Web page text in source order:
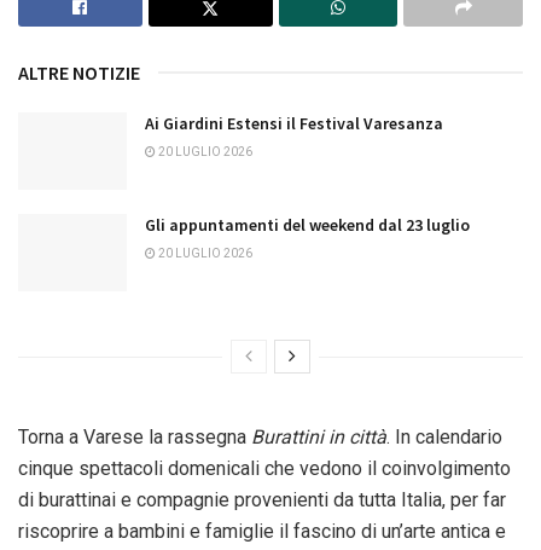
ALTRE NOTIZIE
Ai Giardini Estensi il Festival Varesanza
20 LUGLIO 2026
Gli appuntamenti del weekend dal 23 luglio
20 LUGLIO 2026
Torna a Varese la rassegna Burattiniin città. In calendario
cinque spettacoli domenicali che vedono il coinvolgimento
di burattinai e compagnie provenienti da tutta Italia, per far
riscoprire a bambini e famiglie il fascino di un’arte antica e